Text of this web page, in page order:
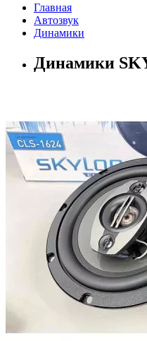
Главная
Автозвук
Динамики
Динамики